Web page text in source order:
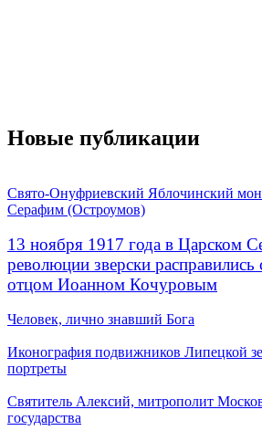
Новые публикации
Свято-Онуфриевский Яблочинский
Серафим (Остроумов)
13 ноября 1917 года в Царском
революции зверски
отцом Иоанном Кочуровым
Человек, лично знавший Бога
Иконография подвижников Липецкой
портреты
Святитель Алексий, митрополит
государства